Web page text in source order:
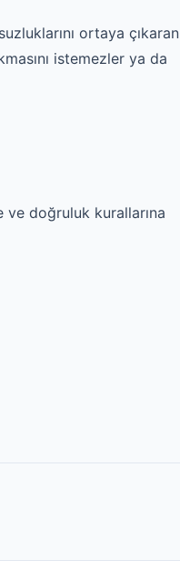
ortaya çıkaran
istemezler ya da
ve doğruluk kurallarına